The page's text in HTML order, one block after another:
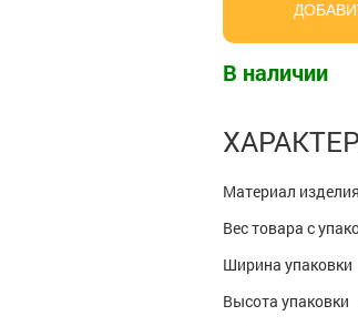
В наличии
Материал изделия
Вес товара с
Ширина упаковки
Высота упаковки